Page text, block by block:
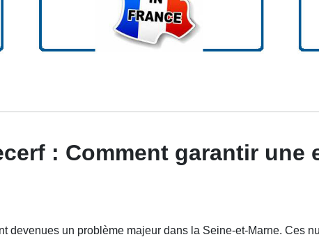
: Comment garantir une
devenues un problème majeur dans la Seine-et-Marne. Ces